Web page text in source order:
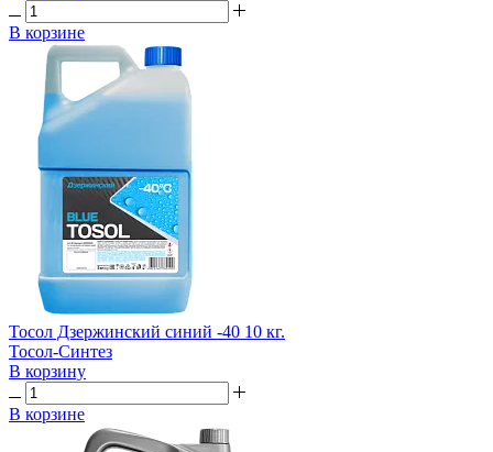
В корзине
Тосол Дзержинский синий -40 10 кг.
Тосол-Синтез
В корзину
В корзине